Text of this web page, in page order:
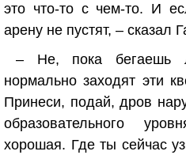
это что-то с чем-то. И
арену не пустят, – сказал
– Не, пока бегаешь
нормально заходят эти
Принеси, подай, дров
образовательного
хорошая. Где ты сейчас